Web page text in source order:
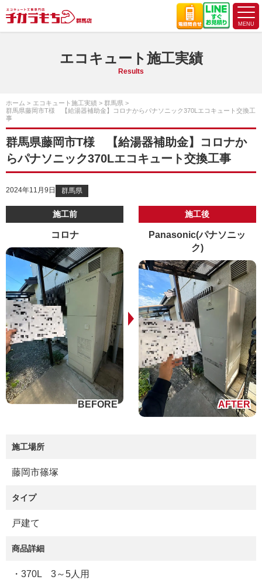
エコキュート施工実績
Results
ホーム エコキュート施工実績
群馬県
群馬県藤岡市T様 【給湯器補助金】コロナからパナソニック370Lエコキュート交換工
事
群馬県藤岡市T様 【給湯器補助金】コロナか
らパナソニック370Lエコキュート交換工事
2024年11月9日 群馬県
施工前
コロナ
施工後
Panasonic(パナソニッ
ク)
施工場所
藤岡市篠塚
タイプ
戸建て
商品詳細
・370L 3～5人用